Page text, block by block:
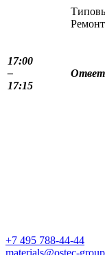
17:00
–
17:15
+7 495 788-44-44
materials@ostec-